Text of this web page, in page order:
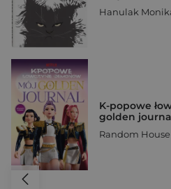
Hanulak
K-popowe
golden
Random House